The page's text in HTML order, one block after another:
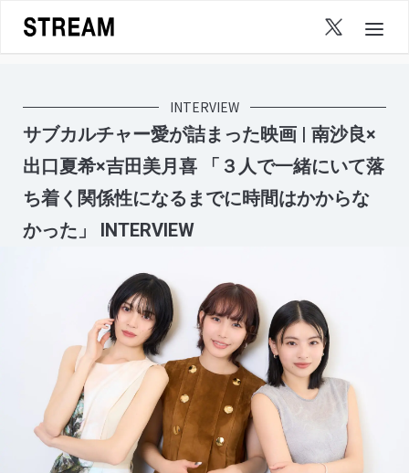
content
INTERVIEW
サブカルチャー愛が詰まった映画 | 南沙良×
出口夏希×吉田美月喜 「３人で一緒にいて落
ち着く関係性になるまでに時間はかからな
かった」 INTERVIEW